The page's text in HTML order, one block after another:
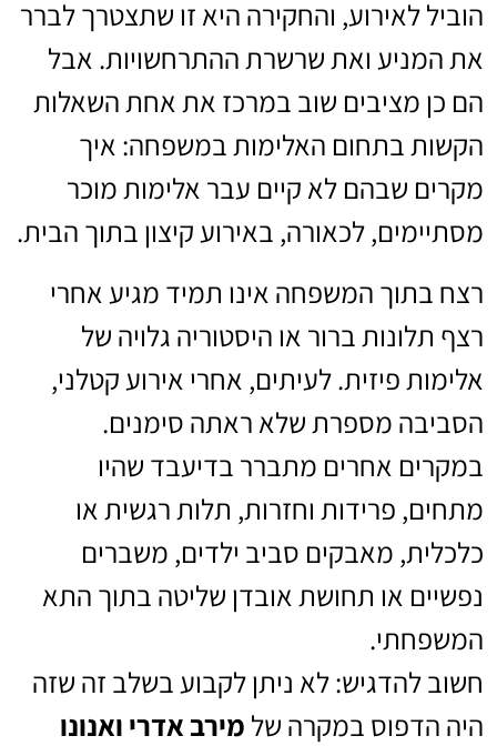
הוביל לאירוע, והחקירה היא זו שתצטרך לברר
את המניע ואת שרשרת ההתרחשויות. אבל
הם כן מציבים שוב במרכז את אחת השאלות
הקשות בתחום האלימות במשפחה: איך
מקרים שבהם לא קיים עבר אלימות מוכר
מסתיימים, לכאורה, באירוע קיצון בתוך הבית.
רצח בתוך המשפחה אינו תמיד מגיע אחרי
רצף תלונות ברור או היסטוריה גלויה של
אלימות פיזית. לעיתים, אחרי אירוע קטלני,
הסביבה מספרת שלא ראתה סימנים.
במקרים אחרים מתברר בדיעבד שהיו
מתחים, פרידות וחזרות, תלות רגשית או
כלכלית, מאבקים סביב ילדים, משברים
נפשיים או תחושת אובדן שליטה בתוך התא
המשפחתי.
חשוב להדגיש: לא ניתן לקבוע בשלב זה שזה
היה הדפוס במקרה של מירב אדרי ואנונו